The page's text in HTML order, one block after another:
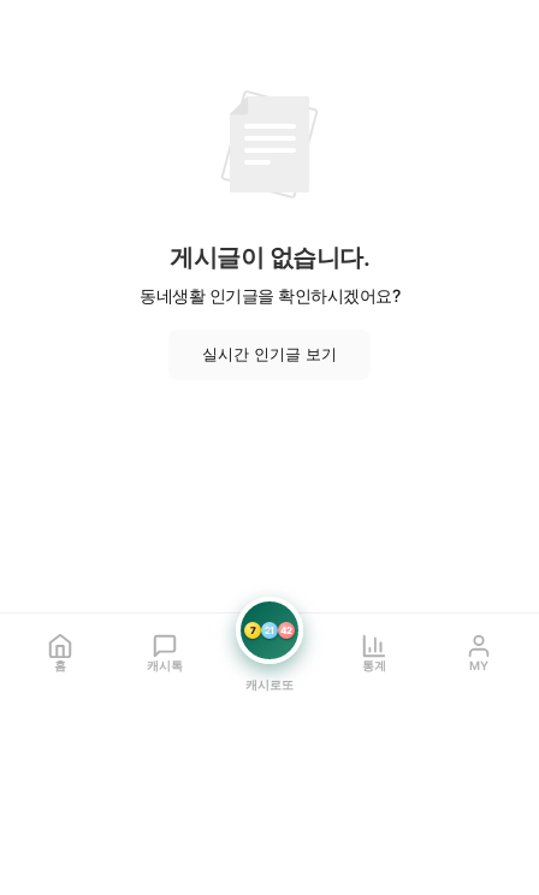
게시글이 없습니다.
동네생활 인기글을 확인하시겠어요?
실시간 인기글 보기
홈 캐시톡
7 21 42
캐시로또
통계 MY